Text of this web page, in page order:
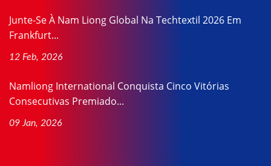
Junte-Se À Nam Liong Global Na Techtextil 2026 Em
Frankfurt...
12 Feb, 2026
Namliong International Conquista Cinco Vitórias
Consecutivas Premiado...
09 Jan, 2026